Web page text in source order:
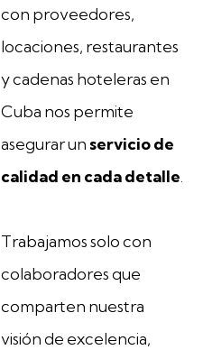
con proveedores,
locaciones, restaurantes
y cadenas hoteleras en
Cuba nos permite
asegurar unservicio de
calidad en cada detalle.
Trabajamos solo con
colaboradores que
comparten nuestra
visión de excelencia,